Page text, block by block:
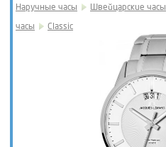
Наручные часы Швейцарские часы
часы Classic